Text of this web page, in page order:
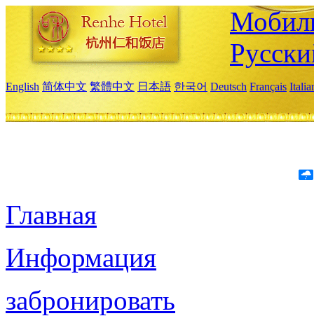
English 简体中文 繁體中文 日本語 한국어 Deutsch Français
Главная
Информация
забронировать